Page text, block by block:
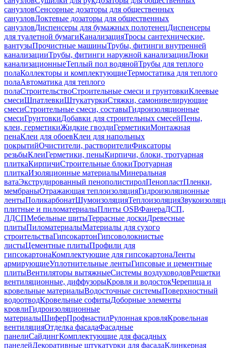
санузловСенсорные дозаторы для общественных
санузловЛоктевые дозаторы для общественных
санузловДиспенсеры для бумажных полотенецДиспенсеры
для туалетной бумагиКанализацияТросы сантехнические,
вантузыПрочистные машиныТрубы, фитинги внутренней
канализацииТрубы, фитинги наружной канализацииЛюки
канализационныеТеплый пол водянойТрубы для теплого
полаКоллекторы и комплектующиеТермостатика для теплого
полаАвтоматика для теплого
полаСтроительствоСтроительные смеси и грунтовкиКлеевые
смесиШпатлевкиШтукатуркиСтяжки, самонивелирующие
смесиСтроительные смеси, составыГидроизоляционные
смесиГрунтовкиДобавки для строительных смесейПены,
клеи, герметикиЖидкие гвоздиГерметикиМонтажная
пенаКлеи для обоевКлеи для напольных
покрытийОчистители, растворителиФиксаторы
резьбыКлеиГерметики, пеныКирпичи, блоки, тротуарная
плиткаКирпичиСтроительные блокиТротуарная
плиткаИзоляционные материалыМинеральная
ватаЭкструдированный пенополистиролПенопластПленки,
мембраныОтражающая теплоизоляцияГидроизоляционные
лентыПоликарбонатШумоизоляцияТеплоизоляция
плитные и пиломатериалыПлиты OSBФанераДСП,
ЛДСПМебельные щитыТеррасные доскиДревесные
плитыПиломатериалыМатериалы для сухого
строительстваГипсокартонГипсоволокнистые
листыЦементные плитыПрофили для
гипсокартонаКомплектующие для гипсокартонаЛенты
армирующиеУплотнительные лентыГипсовые и цементные
плитыВентиляторы вытяжныеСистемы воздуховодовРешетки
вентиляционные, диффузорыКровля и водостокЧерепица и
кровельные материалыВодосточные системыПоверхностный
водоотводКровельные софитыДоборные элементы
кровлиГидроизоляционные
материалыШиферПрофнастилРулонная кровляКровельная
вентиляцияОтделка фасадаФасадные
панелиСайдингКомплектующие для фасадных
панелейДекоративные штукатурки для фасадаКлинкерная